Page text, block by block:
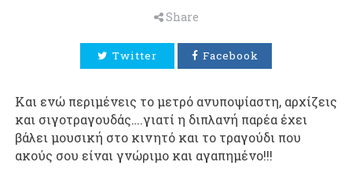
Share
Twitter Facebook
Και ενώ περιμένεις το μετρό ανυποψίαστη, αρχίζεις
και σιγοτραγουδάς….γιατί η διπλανή παρέα έχει
βάλει μουσική στο κινητό και το τραγούδι που
ακούς σου είναι γνώριμο και αγαπημένο!!!